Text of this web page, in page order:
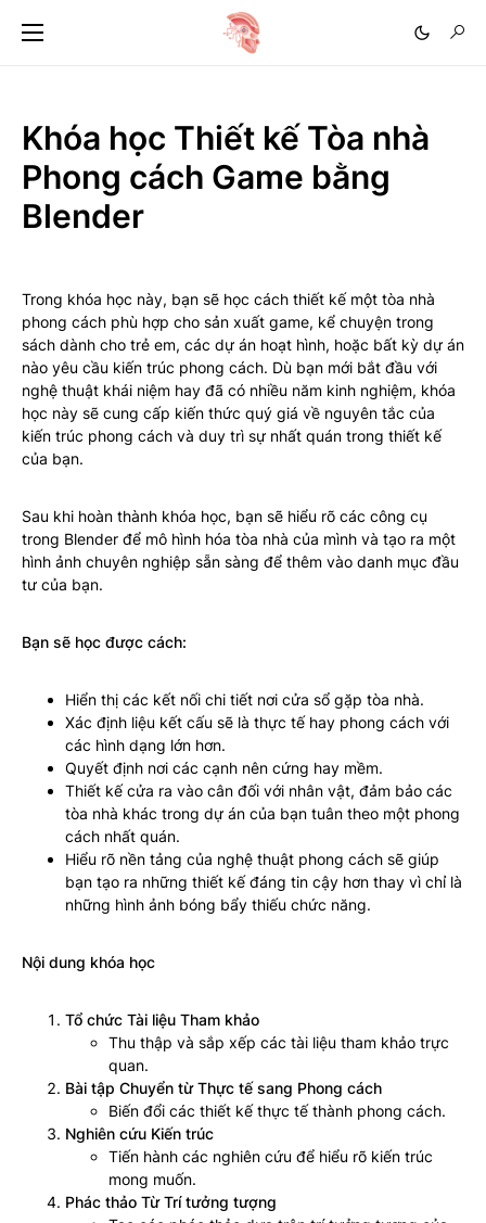
Khóa học Thiết kế Tòa nhà
Phong cách Game bằng
Blender
Trong khóa học này, bạn sẽ học cách thiết kế một tòa nhà
phong cách phù hợp cho sản xuất game, kể chuyện trong
sách dành cho trẻ em, các dự án hoạt hình, hoặc bất kỳ dự án
nào yêu cầu kiến trúc phong cách. Dù bạn mới bắt đầu với
nghệ thuật khái niệm hay đã có nhiều năm kinh nghiệm, khóa
học này sẽ cung cấp kiến thức quý giá về nguyên tắc của
kiến trúc phong cách và duy trì sự nhất quán trong thiết kế
của bạn.
Sau khi hoàn thành khóa học, bạn sẽ hiểu rõ các công cụ
trong Blender để mô hình hóa tòa nhà của mình và tạo ra một
hình ảnh chuyên nghiệp sẵn sàng để thêm vào danh mục đầu
tư của bạn.
Bạn sẽ học được cách:
Hiển thị các kết nối chi tiết nơi cửa sổ gặp tòa nhà.
Xác định liệu kết cấu sẽ là thực tế hay phong cách với
các hình dạng lớn hơn.
Quyết định nơi các cạnh nên cứng hay mềm.
Thiết kế cửa ra vào cân đối với nhân vật, đảm bảo các
tòa nhà khác trong dự án của bạn tuân theo một phong
cách nhất quán.
Hiểu rõ nền tảng của nghệ thuật phong cách sẽ giúp
bạn tạo ra những thiết kế đáng tin cậy hơn thay vì chỉ là
những hình ảnh bóng bẩy thiếu chức năng.
Nội dung khóa học
Tổ chức Tài liệu Tham khảo
Thu thập và sắp xếp các tài liệu tham khảo trực
quan.
Bài tập Chuyển từ Thực tế sang Phong cách
Biến đổi các thiết kế thực tế thành phong cách.
Nghiên cứu Kiến trúc
Tiến hành các nghiên cứu để hiểu rõ kiến trúc
mong muốn.
Phác thảo Từ Trí tưởng tượng